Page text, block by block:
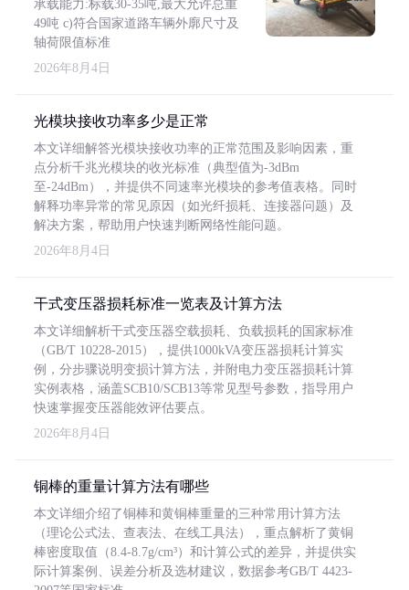
承载能力:标载30-35吨,最大允许总重
49吨 c)符合国家道路车辆外廓尺寸及
轴荷限值标准
2026年8月4日
光模块接收功率多少是正常
本文详细解答光模块接收功率的正常范围及影响因素，重
点分析千兆光模块的收光标准（典型值为-3dBm
至-24dBm），并提供不同速率光模块的参考值表格。同时
解释功率异常的常见原因（如光纤损耗、连接器问题）及
解决方案，帮助用户快速判断网络性能问题。
2026年8月4日
干式变压器损耗标准一览表及计算方法
本文详细解析干式变压器空载损耗、负载损耗的国家标准
（GB/T 10228-2015），提供1000kVA变压器损耗计算实
例，分步骤说明变损计算方法，并附电力变压器损耗计算
实例表格，涵盖SCB10/SCB13等常见型号参数，指导用户
快速掌握变压器能效评估要点。
2026年8月4日
铜棒的重量计算方法有哪些
本文详细介绍了铜棒和黄铜棒重量的三种常用计算方法
（理论公式法、查表法、在线工具法），重点解析了黄铜
棒密度取值（8.4-8.7g/cm³）和计算公式的差异，并提供实
际计算案例、误差分析及选材建议，数据参考GB/T 4423-